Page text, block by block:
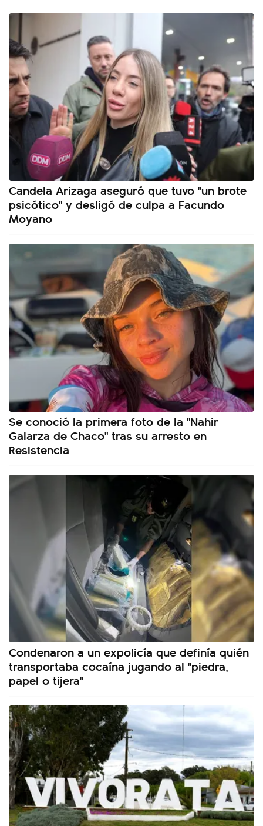
Candela Arizaga aseguró que tuvo "un brote
psicótico" y desligó de culpa a Facundo
Moyano
Se conoció la primera foto de la "Nahir
Galarza de Chaco" tras su arresto en
Resistencia
Condenaron a un expolicía que definía quién
transportaba cocaína jugando al "piedra,
papel o tijera"